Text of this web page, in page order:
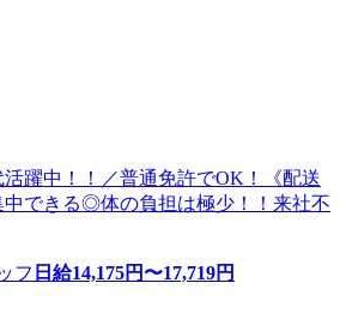
躍中！！／普通免許でOK！《配送
中できる◎体の負担は極少！！来社不
フ 日給14,175円〜17,719円